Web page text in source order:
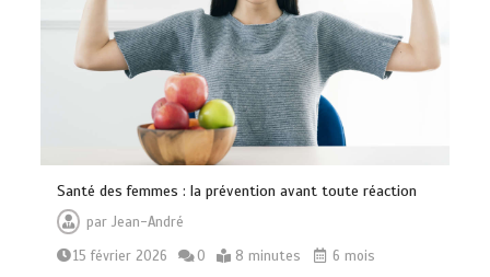
Santé des femmes : la prévention avant toute réaction
parJean-André
15 février 2026
0 8 minutes
6 mois